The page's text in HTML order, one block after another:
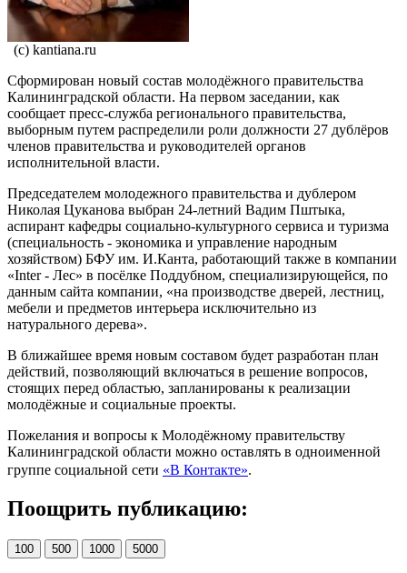
(c) kantiana.ru
Сформирован новый состав молодёжного правительства
Калининградской области. На первом заседании, как
сообщает пресс-служба регионального правительства,
выборным путем распределили роли должности 27 дублёров
членов правительства и руководителей органов
исполнительной власти.
Председателем молодежного правительства и дублером
Николая Цуканова выбран 24-летний Вадим Пштыка,
аспирант кафедры социально-культурного сервиса и туризма
(специальность - экономика и управление народным
хозяйством) БФУ им. И.Канта, работающий также в компании
«Inter - Лес» в посёлке Поддубном, специализирующейся, по
данным сайта компании, «на производстве дверей, лестниц,
мебели и предметов интерьера исключительно из
натурального дерева».
В ближайшее время новым составом будет разработан план
действий, позволяющий включаться в решение вопросов,
стоящих перед областью, запланированы к реализации
молодёжные и социальные проекты.
Пожелания и вопросы к Молодёжному правительству
Калининградской области можно оставлять в одноименной
группе социальной сети «В Контакте».
Поощрить публикацию:
100 500 1000 5000